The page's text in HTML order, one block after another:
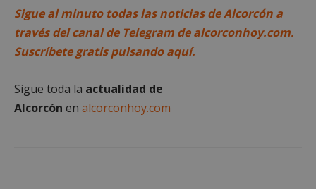
Sigue al minuto todas las noticias de Alcorcón a
través del canal de Telegram de alcorconhoy.com.
Suscríbete gratis pulsando aquí.
Sigue toda la actualidad de
Alcorcón en alcorconhoy.com
Cookies de funcionalidad
Cookies no clasificadas
inicio de sesión de usuario y la gestión de cuentas.
El sitio web no se puede utilizar correctamente sin
las cookies estrictamente necesarias.